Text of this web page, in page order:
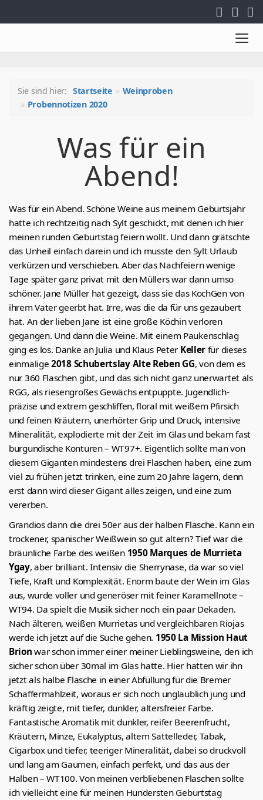
Sie sind hier: Startseite
Weinproben
Probennotizen 2020
Was für ein
Abend!
Was für ein Abend. Schöne Weine aus meinem Geburtsjahr
hatte ich rechtzeitig nach Sylt geschickt, mit denen ich hier
meinen runden Geburtstag feiern wollt. Und dann grätschte
das Unheil einfach darein und ich musste den Sylt Urlaub
verkürzen und verschieben. Aber das Nachfeiern wenige
Tage später ganz privat mit den Müllers war dann umso
schöner. Jane Müller hat gezeigt, dass sie das KochGen von
ihrem Vater geerbt hat. Irre, was die da für uns gezaubert
hat. An der lieben Jane ist eine große Köchin verloren
gegangen. Und dann die Weine. Mit einem Paukenschlag
ging es los. Danke an Julia und Klaus Peter Keller für dieses
einmalige 2018 Schubertslay Alte Reben GG, von dem es
nur 360 Flaschen gibt, und das sich nicht ganz unerwartet als
RGG, als riesengroßes Gewächs entpuppte. Jugendlich-
präzise und extrem geschliffen, floral mit weißem Pfirsich
und feinen Kräutern, unerhörter Grip und Druck, intensive
Mineralität, explodierte mit der Zeit im Glas und bekam fast
burgundische Konturen – WT97+. Eigentlich sollte man von
diesem Giganten mindestens drei Flaschen haben, eine zum
viel zu frühen jetzt trinken, eine zum 20 Jahre lagern, denn
erst dann wird dieser Gigant alles zeigen, und eine zum
vererben.
Grandios dann die drei 50er aus der halben Flasche. Kann ein
trockener, spanischer Weißwein so gut altern? Tief war die
bräunliche Farbe des weißen 1950 Marques de Murrieta
Ygay, aber brilliant. Intensiv die Sherrynase, da war so viel
Tiefe, Kraft und Komplexität. Enorm baute der Wein im Glas
aus, wurde voller und generöser mit feiner Karamellnote –
WT94. Da spielt die Musik sicher noch ein paar Dekaden.
Nach älteren, weißen Murrietas und vergleichbaren Riojas
werde ich jetzt auf die Suche gehen. 1950 La Mission Haut
Brion war schon immer einer meiner Lieblingsweine, den ich
sicher schon über 30mal im Glas hatte. Hier hatten wir ihn
jetzt als halbe Flasche in einer Abfüllung für die Bremer
Schaffermahlzeit, woraus er sich noch unglaublich jung und
kräftig zeigte, mit tiefer, dunkler, altersfreier Farbe.
Fantastische Aromatik mit dunkler, reifer Beerenfrucht,
Kräutern, Minze, Eukalyptus, altem Sattelleder, Tabak,
Cigarbox und tiefer, teeriger Mineralität, dabei so druckvoll
und lang am Gaumen, einfach perfekt, und das aus der
Halben – WT100. Von meinen verbliebenen Flaschen sollte
ich vielleicht eine für meinen Hundersten Geburtstag